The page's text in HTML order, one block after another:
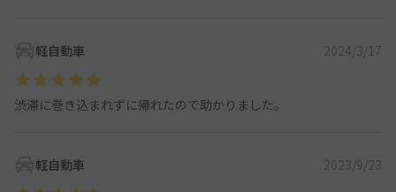
軽自動車 2024/3/17
渋滞に巻き込まれずに帰れたので助かりました。
軽自動車 2023/9/23